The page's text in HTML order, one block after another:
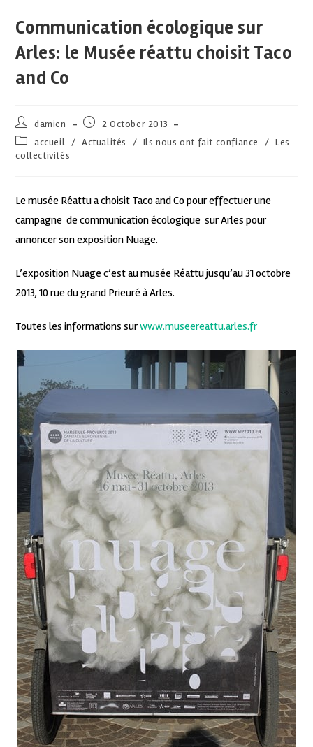
Communication écologique sur
Arles: le Musée réattu choisit Taco
and Co
damien
2 October 2013
accueil / Actualités / Ils nous ont fait confiance / Les
collectivités
Le musée Réattu a choisit Taco and Co pour effectuer une
campagne de communication écologique sur Arles pour
annoncer son exposition Nuage.
L’exposition Nuage c’est au musée Réattu jusqu’au 31 octobre
2013, 10 rue du grand Prieuré à Arles.
Toutes les informations surwww.museereattu.arles.fr